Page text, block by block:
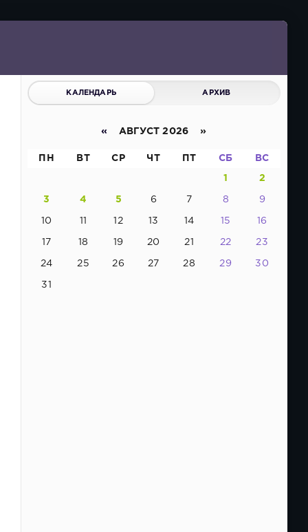
КАЛЕНДАРЬ АРХИВ
« АВГУСТ 2026 »
ПН ВТ СР ЧТ ПТ СБ ВС
1 2
3 4 5 6 7 8 9
10 11 12 13 14 15 16
17 18 19 20 21 22 23
24 25 26 27 28 29 30
31